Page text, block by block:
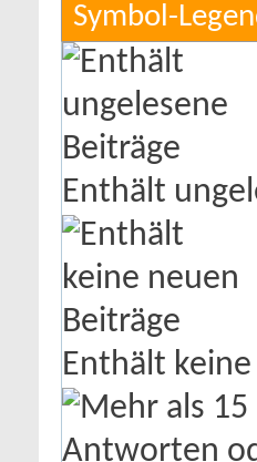
Symbol-
Enthält
Enthält